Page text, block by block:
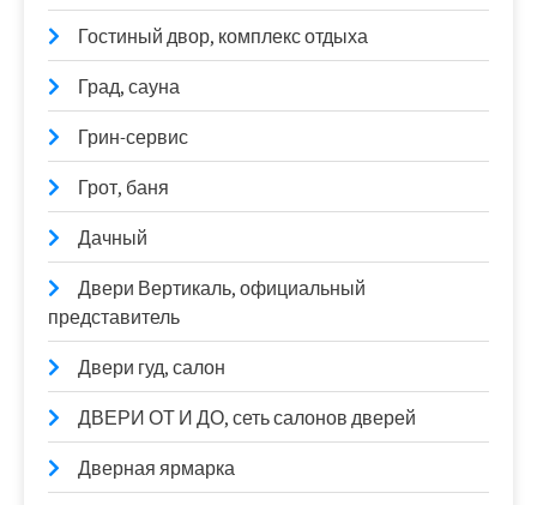
Гостиный двор, комплекс отдыха
Град, сауна
Грин-сервис
Грот, баня
Дачный
Двери Вертикаль, официальный
представитель
Двери гуд, салон
ДВЕРИ ОТ И ДО, сеть салонов дверей
Дверная ярмарка